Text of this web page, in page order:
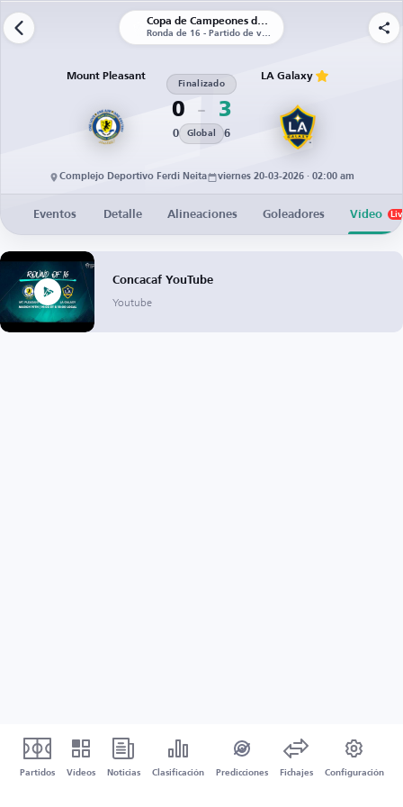
Copa de Campeones de la CONCACAF
Ronda de 16 - Partido de vuelta
Mount Pleasant
0
Finalizado
3
0 Global 6
LA Galaxy
Complejo Deportivo Ferdi Neita viernes 20-03-2026 · 02:00 am
Eventos Detalle Alineaciones Goleadores Vídeo
Concacaf YouTube
Youtube
Partidos Vídeos Noticias Clasificación Predicciones Fichajes Configuración